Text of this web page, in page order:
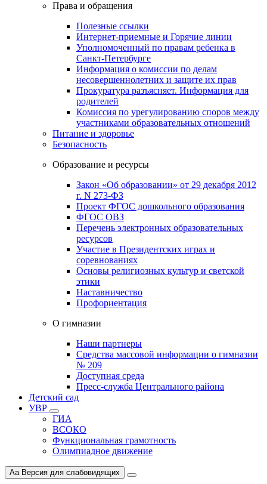
Права и обращения
Полезные ссылки
Интернет-приемные и Горячие линии
Уполномоченный по правам ребенка в
Санкт-Петербурге
Информация о комиссии по делам
несовершеннолетних и защите их прав
Прокуратура разъясняет. Информация для
родителей
Комиссия по урегулированию споров между
участниками образовательных отношений
Питание и здоровье
Безопасность
Образование и ресурсы
Закон «Об образовании» от 29 декабря 2012
г. N 273-ФЗ
Проект ФГОС дошкольного образования
ФГОС ОВЗ
Перечень электронных образовательных
ресурсов
Участие в Президентских играх и
соревнованиях
Основы религиозных культур и светской
этики
Наставничество
Профориентация
О гимназии
Наши партнеры
Средства массовой информации о гимназии
№ 209
Доступная среда
Пресс-служба Центрального района
Детский сад
УВР
ГИА
ВСОКО
Функциональная грамотность
Олимпиадное движение
Aa Версия для слабовидящих